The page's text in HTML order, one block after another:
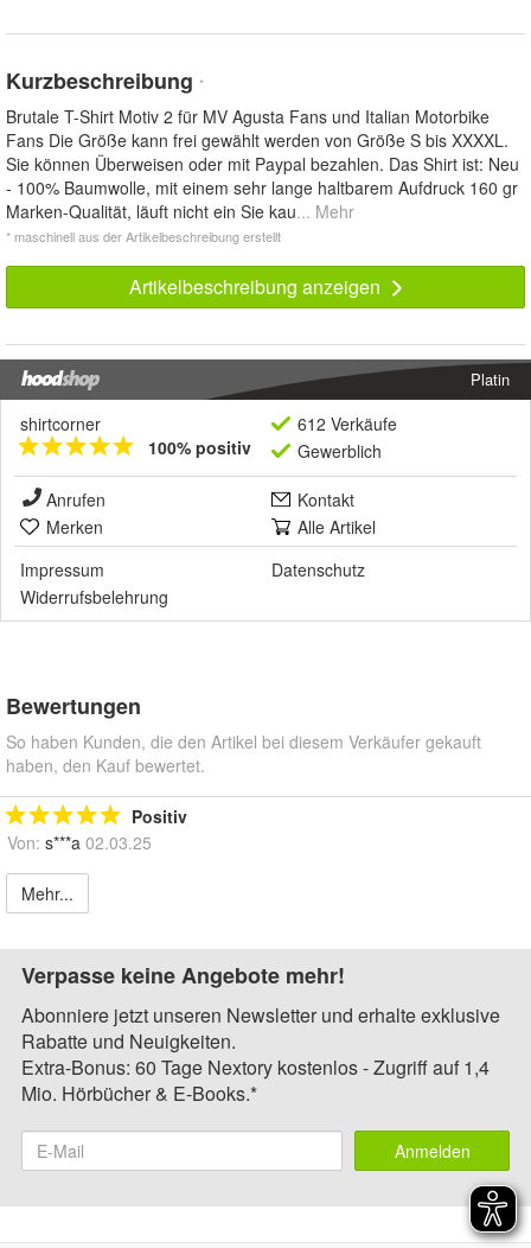
Kurzbeschreibung *
Brutale T-Shirt Motiv 2 für MV Agusta Fans und Italian Motorbike
Fans Die Größe kann frei gewählt werden von Größe S bis XXXXL.
Sie können Überweisen oder mit Paypal bezahlen. Das Shirt ist: Neu
- 100% Baumwolle, mit einem sehr lange haltbarem Aufdruck 160 gr
Marken-Qualität, läuft nicht ein Sie kau... Mehr
* maschinell aus der Artikelbeschreibung erstellt
Artikelbeschreibung anzeigen
Platin
shirtcorner
100% positiv
612 Verkäufe
Gewerblich
Anrufen
Kontakt
Merken
Alle Artikel
Impressum
Datenschutz
Widerrufsbelehrung
Bewertungen
So haben Kunden, die den Artikel bei diesem Verkäufer gekauft
haben, den Kauf bewertet.
Positiv
Von: s***a 02.03.25
Mehr...
Verpasse keine Angebote mehr!
Abonniere jetzt unseren Newsletter und erhalte exklusive
Rabatte und Neuigkeiten.
Extra-Bonus: 60 Tage Nextory kostenlos - Zugriff auf 1,4
Mio. Hörbücher & E-Books.*
Anmelden